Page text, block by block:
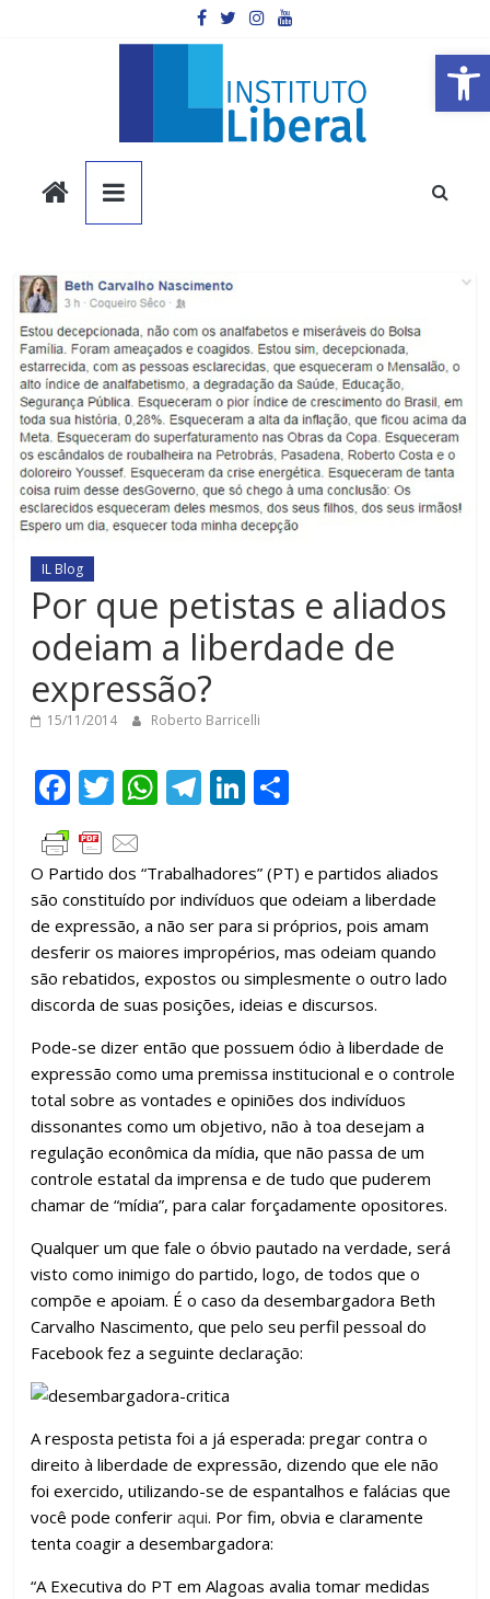
Barra de Ferramentas Aberta
Instituto
Liberal
Você
é
a
parte
mais
importante
da
sociedade.
IL Blog
Por que petistas e aliados
odeiam a liberdade de
expressão?
15/11/2014 Roberto Barricelli
F
ac
e
b
o
o
k
T
w
itt
er
W
at
s
A
p
p
T
e
gr
a
m
Li
k
e
dI
n
m
p
ar
til
h
ar
O Partido dos “Trabalhadores” (PT) e partidos aliados
são constituído por indivíduos que odeiam a liberdade
de expressão, a não ser para si próprios, pois amam
desferir os maiores impropérios, mas odeiam quando
são rebatidos, expostos ou simplesmente o outro lado
discorda de suas posições, ideias e discursos.
Pode-se dizer então que possuem ódio à liberdade de
expressão como uma premissa institucional e o controle
total sobre as vontades e opiniões dos indivíduos
dissonantes como um objetivo, não à toa desejam a
regulação econômica da mídia, que não passa de um
controle estatal da imprensa e de tudo que puderem
chamar de “mídia”, para calar forçadamente opositores.
Qualquer um que fale o óbvio pautado na verdade, será
visto como inimigo do partido, logo, de todos que o
compõe e apoiam. É o caso da desembargadora Beth
Carvalho Nascimento, que pelo seu perfil pessoal do
Facebook fez a seguinte declaração:
A resposta petista foi a já esperada: pregar contra o
direito à liberdade de expressão, dizendo que ele não
foi exercido, utilizando-se de espantalhos e falácias que
você pode conferiraqui. Por fim, obvia e claramente
tenta coagir a desembargadora:
“A Executiva do PT em Alagoas avalia tomar medidas